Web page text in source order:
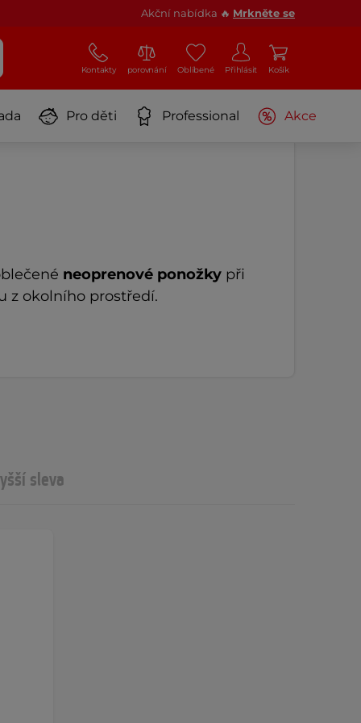
Akční nabídka 🔥 Mrkněte se
Kontakty porovnání Oblíbené Přihlásit Košík
Pro děti Professional Akce
neoprenové ponožky při
z okolního prostředí.
sleva